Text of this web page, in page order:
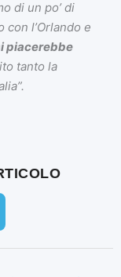
di un po’ di
l’Orlando e
piacerebbe
tanto la